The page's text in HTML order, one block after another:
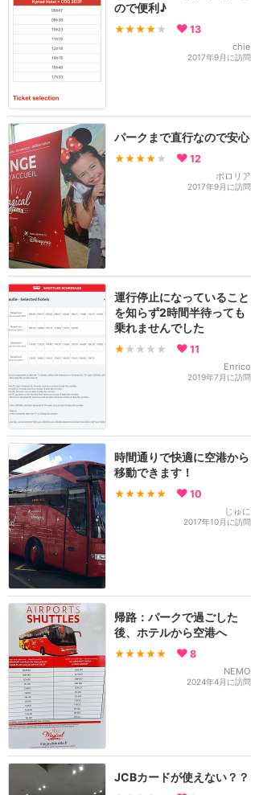
ので便利♪
★★★★ ★ 13
chie
2017年9月に訪問
パークまで直行なので安心
★★★★ ★ 12
ポロリア
2017年9月に訪問
運行停止になっていること
を知らず2時間半待っても
乗れませんでした
★ ★★★★ 11
Enrico
2019年7月に訪問
時間通りで快適に空港から
移動できます！
★★★★★ 10
じゅに
2017年10月に訪問
帰路：パークで過ごした
後、ホテルから空港へ
★★★★★ 8
NEMO
2024年4月に訪問
JCBカードが使えない？？